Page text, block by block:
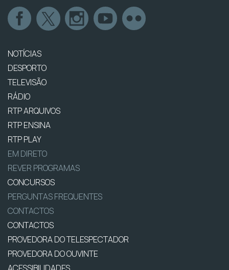
NOTÍCIAS
DESPORTO
TELEVISÃO
RÁDIO
RTP ARQUIVOS
RTP ENSINA
RTP PLAY
EM DIRETO
REVER PROGRAMAS
CONCURSOS
PERGUNTAS FREQUENTES
CONTACTOS
CONTACTOS
PROVEDORA DO TELESPECTADOR
PROVEDORA DO OUVINTE